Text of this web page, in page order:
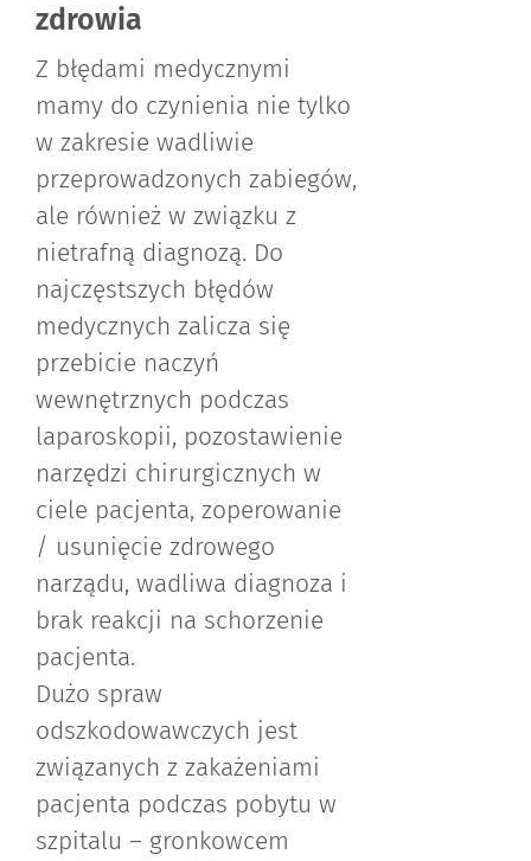
zdrowia
Z błędami medycznymi
mamy do czynienia nie tylko
w zakresie wadliwie
przeprowadzonych zabiegów,
ale również w związku z
nietrafną diagnozą. Do
najczęstszych błędów
medycznych zalicza się
przebicie naczyń
wewnętrznych podczas
laparoskopii, pozostawienie
narzędzi chirurgicznych w
ciele pacjenta, zoperowanie
/ usunięcie zdrowego
narządu, wadliwa diagnoza i
brak reakcji na schorzenie
pacjenta.
Dużo spraw
odszkodowawczych jest
związanych z zakażeniami
pacjenta podczas pobytu w
szpitalu – gronkowcem